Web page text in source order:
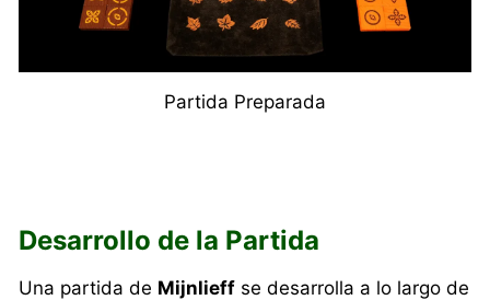
Partida Preparada
Desarrollo de la Partida
Una partida de Mijnlieff se desarrolla a lo largo de